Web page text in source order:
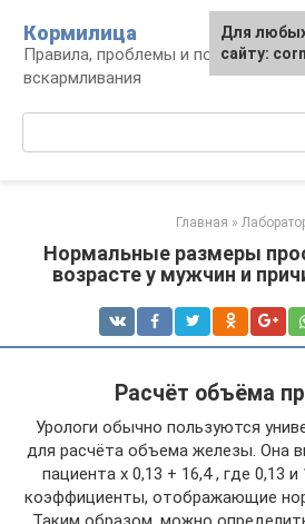
контенту
Кормилица
Правила, проблемы и польза
вскармливания
Главная »
Нормальные размеры
возрасте у мужчин и
Расчёт объёма
Урологи обычно пользуются
для расчёта объема железы. Она
пациента х 0,13 + 16,4 , где 0,13
коэффициенты, отображающие
Для
сайту: